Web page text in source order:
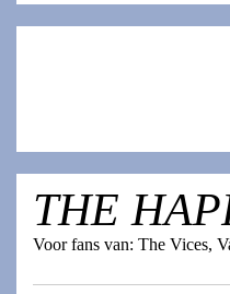
THE
Voor fans van: The Vices,